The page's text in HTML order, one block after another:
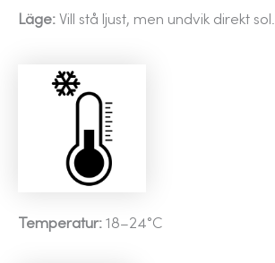
Läge:Vill stå ljust, men undvik direkt sol.
Temperatur:18–24°C